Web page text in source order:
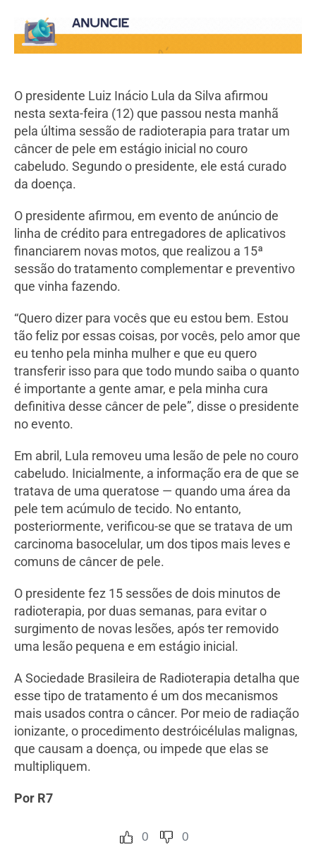
O presidente Luiz Inácio Lula da Silva afirmou
nesta sexta-feira (12) que passou nesta manhã
pela última sessão de radioterapia para tratar um
câncer de pele em estágio inicial no couro
cabeludo. Segundo o presidente, ele está curado
da doença.
O presidente afirmou, em evento de anúncio de
linha de crédito para entregadores de aplicativos
financiarem novas motos, que realizou a 15ª
sessão do tratamento complementar e preventivo
que vinha fazendo.
“Quero dizer para vocês que eu estou bem. Estou
tão feliz por essas coisas, por vocês, pelo amor que
eu tenho pela minha mulher e que eu quero
transferir isso para que todo mundo saiba o quanto
é importante a gente amar, e pela minha cura
definitiva desse câncer de pele”, disse o presidente
no evento.
Em abril, Lula removeu uma lesão de pele no couro
cabeludo. Inicialmente, a informação era de que se
tratava de uma queratose — quando uma área da
pele tem acúmulo de tecido. No entanto,
posteriormente, verificou-se que se tratava de um
carcinoma basocelular, um dos tipos mais leves e
comuns de câncer de pele.
O presidente fez 15 sessões de dois minutos de
radioterapia, por duas semanas, para evitar o
surgimento de novas lesões, após ter removido
uma lesão pequena e em estágio inicial.
A Sociedade Brasileira de Radioterapia detalha que
esse tipo de tratamento é um dos mecanismos
mais usados contra o câncer. Por meio de radiação
ionizante, o procedimento destróicélulas malignas,
que causam a doença, ou impede que elas se
multipliquem.
Por R7
0 0